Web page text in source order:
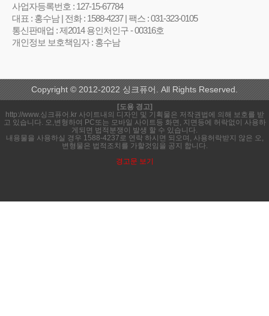
사업자등록번호 : 127-15-67784
대표 : 홍수남 | 전화 : 1588-4237 | 팩스 : 031-323-0105
통신판매업 : 제2014 용인처인구 - 00316호
개인정보 보호책임자 : 홍수남
Copyright © 2012-2022 싱크퓨어. All Rights Reserved.
[도용 경고]
http://www.싱크퓨어.kr 사이트내의 디자인 및 기획물은 저작권법에 의해 보호를 받
고 있습니다. 오,변형하여 PC또는 모바일 사이트등 화면, 지면등에 허락없이 사용하
게되면 법적분쟁이 발생 할 수 있습니다.
내용물을 사용하실 경우 1588-4237로 연락 하시면 되오며, 사용허락받지 않은 오,
변형물은 법적조치를 가할것임을 공지 합니다.
경고문 보기